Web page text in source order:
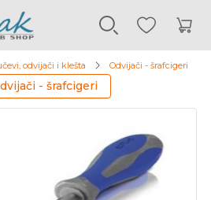
odvijači i klešta Odvijači - šrafcigeri
- šrafcigeri